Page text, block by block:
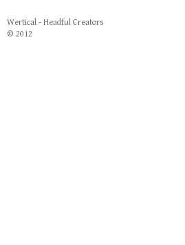
Wertical - Headful Creators
© 2012